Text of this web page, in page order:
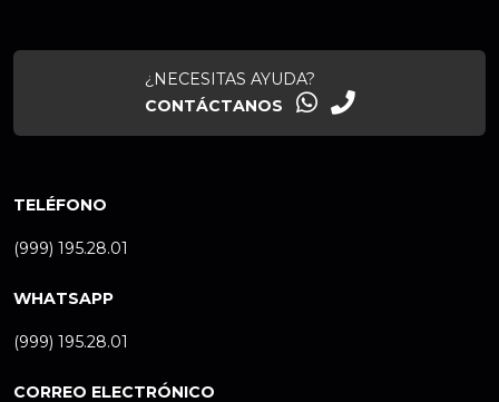
¿NECESITAS AYUDA?
CONTÁCTANOS
TELÉFONO
(999) 195.28.01
WHATSAPP
(999) 195.28.01
CORREO ELECTRÓNICO